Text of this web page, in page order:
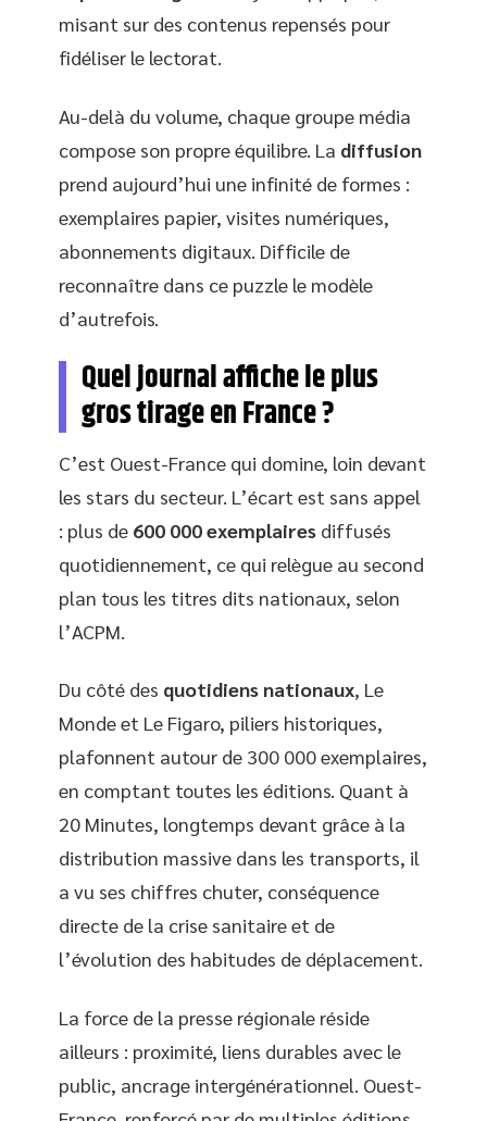
misant sur des contenus repensés pour
fidéliser le lectorat.
Au-delà du volume, chaque groupe média
compose son propre équilibre. La diffusion
prend aujourd’hui une infinité de formes :
exemplaires papier, visites numériques,
abonnements digitaux. Difficile de
reconnaître dans ce puzzle le modèle
d’autrefois.
Quel journal affiche le plus
gros tirage en France ?
C’est Ouest-France qui domine, loin devant
les stars du secteur. L’écart est sans appel
: plus de 600 000 exemplaires diffusés
quotidiennement, ce qui relègue au second
plan tous les titres dits nationaux, selon
l’ACPM.
Du côté des quotidiens nationaux, Le
Monde et Le Figaro, piliers historiques,
plafonnent autour de 300 000 exemplaires,
en comptant toutes les éditions. Quant à
20 Minutes, longtemps devant grâce à la
distribution massive dans les transports, il
a vu ses chiffres chuter, conséquence
directe de la crise sanitaire et de
l’évolution des habitudes de déplacement.
La force de la presse régionale réside
ailleurs : proximité, liens durables avec le
public, ancrage intergénérationnel. Ouest-